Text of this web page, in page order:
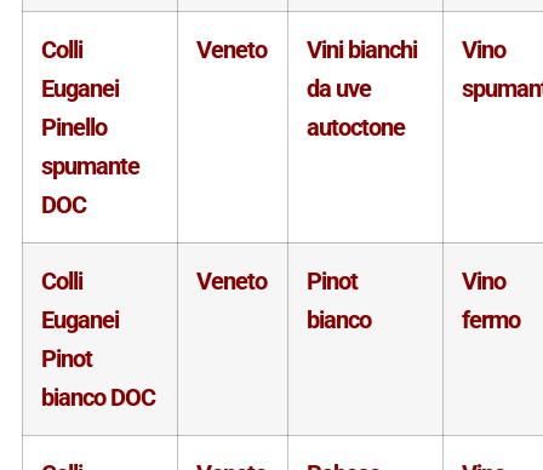
Colli
Euganei
Pinello
spumante
DOC
Veneto
Vini bianchi
da uve
autoctone
Vino
Colli
Euganei
Pinot
bianco DOC
Veneto
Pinot
bianco
Vino
fermo